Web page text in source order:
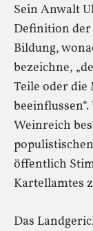
Sein Anwalt
Definition
Bildung,
bezeichne,
Teile oder die
Weinreich
öffentlich
Kartellamtes
Das